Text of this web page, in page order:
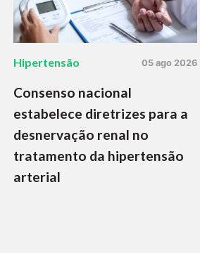
Hipertensão 05 ago 2026
Consenso nacional
estabelece diretrizes para a
desnervação renal no
tratamento da hipertensão
arterial